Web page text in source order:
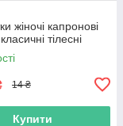
жіночі капронові
тілесні
14 ₴
Купити